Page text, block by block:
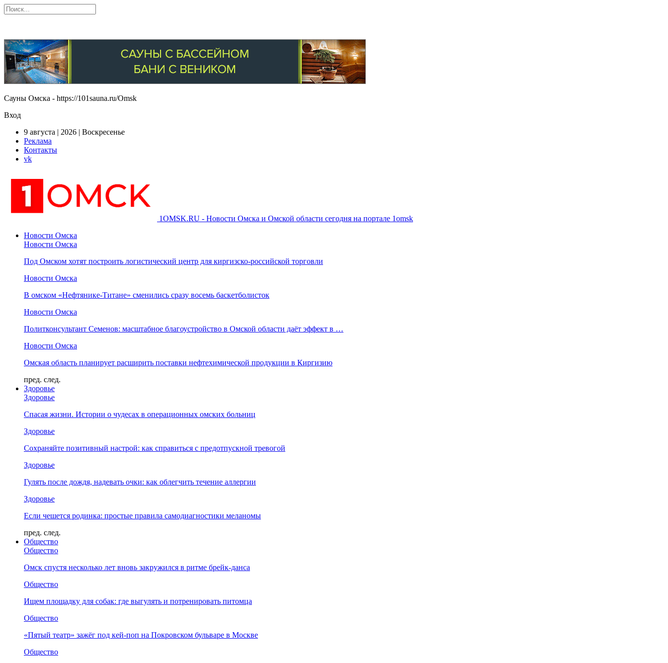
Сауны Омска - https://101sauna.ru/Omsk
Вход
9 августа | 2026 | Воскресенье
Реклама
Контакты
vk
1OMSK.RU - Новости Омска и Омской области сегодня на портале 1omsk
Новости Омска
Новости Омска
Под Омском хотят построить логистический центр для киргизско-российской торговли
Новости Омска
В омском «Нефтянике-Титане» сменились сразу восемь баскетболисток
Новости Омска
Политконсультант Семенов: масштабное благоустройство в Омской области даёт эффект в …
Новости Омска
Омская область планирует расширить поставки нефтехимической продукции в Киргизию
пред. след.
Здоровье
Здоровье
Спасая жизни. Истории о чудесах в операционных омских больниц
Здоровье
Сохраняйте позитивный настрой: как справиться с предотпускной тревогой
Здоровье
Гулять после дождя, надевать очки: как облегчить течение аллергии
Здоровье
Если чешется родинка: простые правила самодиагностики меланомы
пред. след.
Общество
Общество
Омск спустя несколько лет вновь закружился в ритме брейк-данса
Общество
Ищем площадку для собак: где выгулять и потренировать питомца
Общество
«Пятый театр» зажёг под кей-поп на Покровском бульваре в Москве
Общество